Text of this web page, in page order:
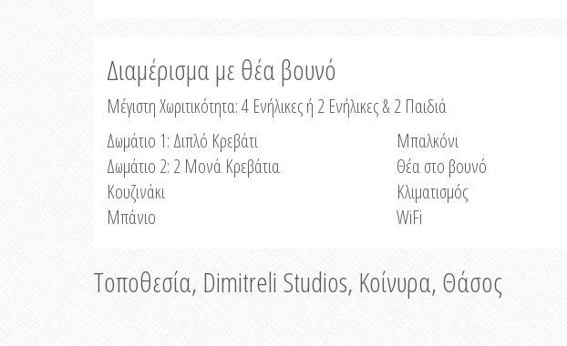
Διαμέρισμα με θέα βουνό
Μέγιστη Χωριτικότητα: 4 Ενήλικες ή 2 Ενήλικες & 2 Παιδιά
Δωμάτιο 1: Διπλό Κρεβάτι
Δωμάτιο 2: 2 Μονά Κρεβάτια
Κουζινάκι
Μπάνιο
Μπαλκόνι
Θέα στο βουνό
Κλιματισμός
WiFi
Τοποθεσία, Dimitreli Studios, Κοίνυρα, Θάσος